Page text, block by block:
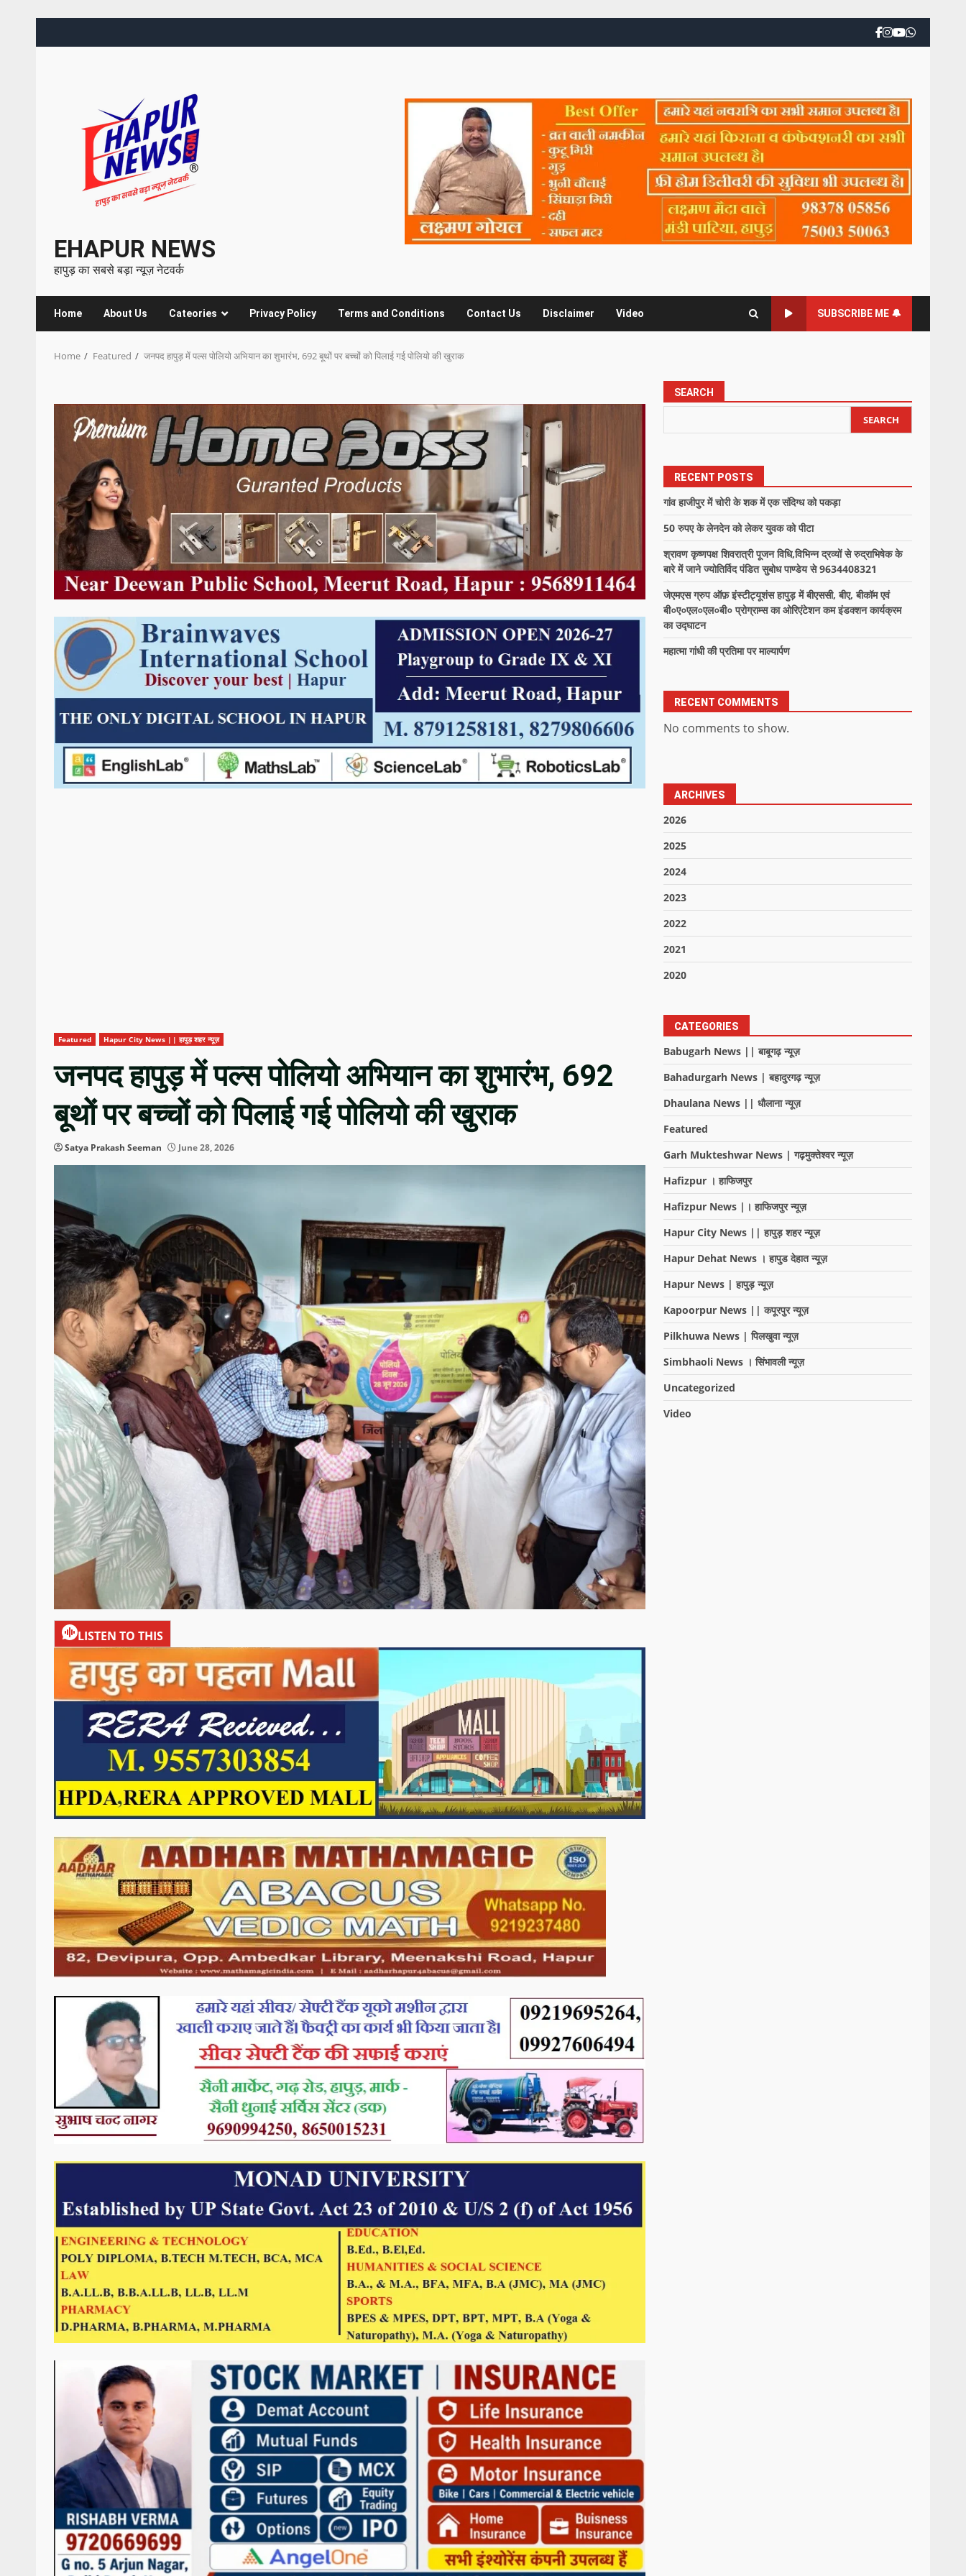
EHAPUR NEWS
हापुड़ का सबसे बड़ा न्यूज़ नेटवर्क
Home About Us Cateories Privacy Policy Terms and Conditions Contact Us Disclaimer Video SUBSCRIBE ME 🔔
Home Featured जनपद हापुड़ में पल्स पोलियो अभियान का शुभारंभ, 692 बूथों पर बच्चों को पिलाई गई पोलियो की खुराक
Featured Hapur City News || हापुड़ शहर न्यूज़
जनपद हापुड़ में पल्स पोलियो अभियान का शुभारंभ, 692
बूथों पर बच्चों को पिलाई गई पोलियो की खुराक
Satya Prakash Seeman June 28, 2026
LISTEN TO THIS
SEARCH
SEARCH
RECENT POSTS
गांव हाजीपुर में चोरी के शक में एक संदिग्ध को पकड़ा
50 रुपए के लेनदेन को लेकर युवक को पीटा
श्रावण कृष्णपक्ष शिवरात्री पूजन विधि,विभिन्न द्रव्यों से रुद्राभिषेक के
बारे में जाने ज्योतिर्विद पंडित सुबोध पाण्डेय से 9634408321
जेएमएस ग्रुप ऑफ़ इंस्टीट्यूशंस हापुड़ में बीएससी, बीए, बीकॉम एवं
बी०ए०एल०एल०बी० प्रोग्राम्स का ओरिएंटेशन कम इंडक्शन कार्यक्रम
का उद्घाटन
महात्मा गांधी की प्रतिमा पर माल्यार्पण
RECENT COMMENTS
No comments to show.
ARCHIVES
2026
2025
2024
2023
2022
2021
2020
CATEGORIES
Babugarh News || बाबूगढ़ न्यूज़
Bahadurgarh News | बहादुरगढ़ न्यूज़
Dhaulana News || धौलाना न्यूज़
Featured
Garh Mukteshwar News | गढ़मुक्तेश्वर न्यूज़
Hafizpur । हाफिजपुर
Hafizpur News |। हाफिजपुर न्यूज़
Hapur City News || हापुड़ शहर न्यूज़
Hapur Dehat News । हापुड देहात न्यूज़
Hapur News | हापुड़ न्यूज़
Kapoorpur News || कपूरपुर न्यूज़
Pilkhuwa News | पिलखुवा न्यूज़
Simbhaoli News । सिंभावली न्यूज़
Uncategorized
Video